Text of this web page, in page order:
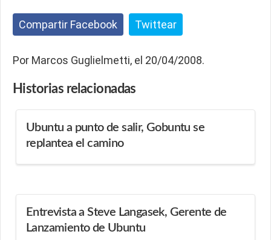
Compartir Facebook Twittear
Por Marcos Guglielmetti, el 20/04/2008.
Historias relacionadas
Ubuntu a punto de salir, Gobuntu se
replantea el camino
Entrevista a Steve Langasek, Gerente de
Lanzamiento de Ubuntu